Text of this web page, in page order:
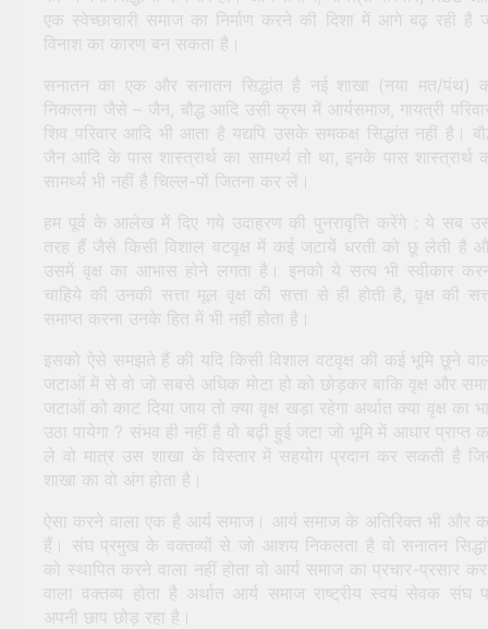
एक स्वेच्छाचारी समाज का निर्माण करने की दिशा में आगे बढ़ रही है
विनाश का कारण बन सकता है।
सनातन का एक और सनातन सिद्धांत है नई शाखा (नया मत/पंथ)
निकलना जैसे – जैन, बौद्ध आदि उसी क्रम में आर्यसमाज, गायत्री
शिव परिवार आदि भी आता है यद्यपि उसके समकक्ष सिद्धांत नहीं है।
जैन आदि के पास शास्त्रार्थ का सामर्थ्य तो था, इनके पास शास्त्रार्थ
सामर्थ्य भी नहीं है चिल्ल-पों जितना कर लें।
हम पूर्व के आलेख में दिए गये उदाहरण की पुनरावृत्ति करेंगे : ये सब
तरह हैं जैसे किसी विशाल वटवृक्ष में कई जटायें धरती को छू लेती है
उसमें वृक्ष का आभास होने लगता है। इनको ये सत्य भी स्वीकार
चाहिये की उनकी सत्ता मूल वृक्ष की सत्ता से ही होती है, वृक्ष की
समाप्त करना उनके हित में भी नहीं होता है।
इसको ऐसे समझते हैं की यदि किसी विशाल वटवृक्ष की कई भूमि छूने
जटाओं में से वो जो सबसे अधिक मोटा हो को छोड़कर बाकि वृक्ष और
जटाओं को काट दिया जाय तो क्या वृक्ष खड़ा रहेगा अर्थात क्या वृक्ष का
उठा पायेगा ? संभव ही नहीं है वो बढ़ी हुई जटा जो भूमि में आधार प्राप्त
ले वो मात्र उस शाखा के विस्तार में सहयोग प्रदान कर सकती है
शाखा का वो अंग होता है।
ऐसा करने वाला एक है आर्य समाज। आर्य समाज के अतिरिक्त भी और
हैं। संघ प्रमुख के वक्तव्यों से जो आशय निकलता है वो सनातन
को स्थापित करने वाला नहीं होता वो आर्य समाज का प्रचार-प्रसार
वाला वक्तव्य होता है अर्थात आर्य समाज राष्ट्रीय स्वयं सेवक संघ
अपनी छाप छोड़ रहा है।